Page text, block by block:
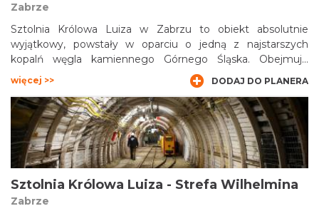
Zabrze
Sztolnia Królowa Luiza w Zabrzu to obiekt absolutnie
wyjątkowy, powstały w oparciu o jedną z najstarszych
kopalń węgla kamiennego Górnego Śląska. Obejmuje
przestrzenie zarówno na powierzchni, jak i prawdziwą sieć
podziemnych korytarzy, biegnących praktycznie pod
samym centrum miasta.
więcej >> DODAJ DO PLANERA
Sztolnia Królowa Luiza - Strefa Wilhelmina
Zabrze